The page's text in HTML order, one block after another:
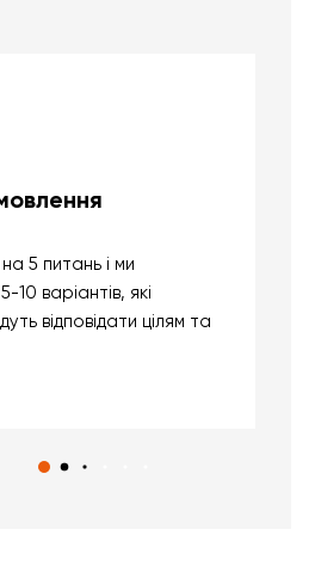
5 питань і ми
варіантів, які
відповідати цілям та